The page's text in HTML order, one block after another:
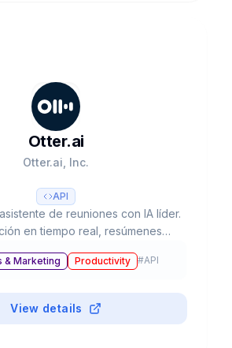
Otter.ai
Otter.ai, Inc.
API
de reuniones con IA líder.
en tiempo real, resúmenes
ARR, 25M+ usuarios, 1B+
(2025).
& Marketing Productivity #API
View details